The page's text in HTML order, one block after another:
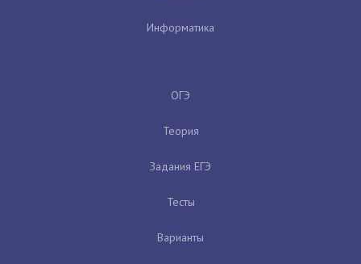
Информатика
ОГЭ
Теория
Задания ЕГЭ
Тесты
Варианты